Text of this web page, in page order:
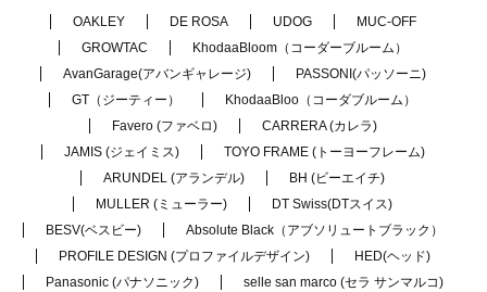
OAKLEY DE ROSA UDOG
MUC-OFF
GROWTAC
KhodaaBloom（コーダーブルーム）
AvanGarage(アバンギャレージ)
PASSONI(パッソーニ)
GT（ジーティー）
KhodaaBloo（コーダブルーム）
Favero (ファベロ)
CARRERA (カレラ)
JAMIS (ジェイミス)
TOYO FRAME (トーヨーフレーム)
ARUNDEL (アランデル)
BH (ビーエイチ)
MULLER (ミューラー)
DT Swiss(DTスイス)
BESV(ベスビー)
Absolute Black（アブソリュートブラック）
PROFILE DESIGN (プロファイルデザイン)
HED(ヘッド)
Panasonic (パナソニック)
selle san marco (セラ サンマルコ)